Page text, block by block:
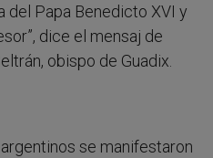
del Papa Benedicto XVI y
dice el mensaj de
obispo de Guadix.
se manifestaron